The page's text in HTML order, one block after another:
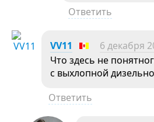
Ответить
VV11 6 декабря
Что здесь не
с выхлопной
Ответить